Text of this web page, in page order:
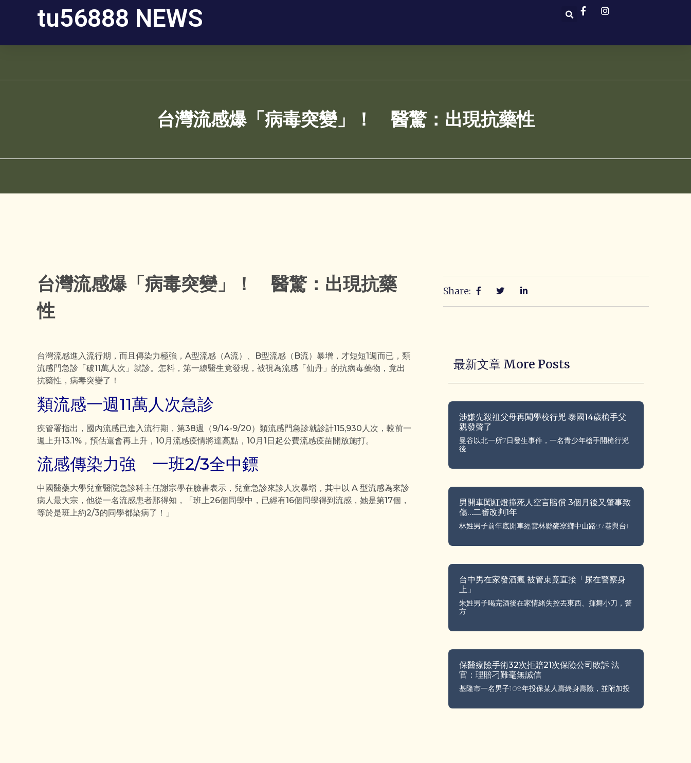
tu56888 NEWS
台灣流感爆「病毒突變」！ 醫驚：出現抗藥性
台灣流感爆「病毒突變」！ 醫驚：出現抗藥
性
台灣流感進入流行期，而且傳染力極強，A型流感（A流）、B型流感（B流）暴增，才短短1週而已，類
流感門急診「破11萬人次」就診。怎料，第一線醫生竟發現，被視為流感「仙丹」的抗病毒藥物，竟出
抗藥性，病毒突變了！
類流感一週11萬人次急診
疾管署指出，國內流感已進入流行期，第38週（9/14-9/20）類流感門急診就診計115,930人次，較前一
週上升13.1%，預估還會再上升，10月流感疫情將達高點，10月1日起公費流感疫苗開放施打。
流感傳染力強 一班2/3全中鏢
中國醫藥大學兒童醫院急診科主任謝宗學在臉書表示，兒童急診來診人次暴增，其中以 A 型流感為來診
病人最大宗，他從一名流感患者那得知，「班上26個同學中，已經有16個同學得到流感，她是第17個，
等於是班上約2/3的同學都染病了！」
Share:
最新文章 More Posts
涉嫌先殺祖父母再闖學校行兇 泰國14歲槍手父
親發聲了
曼谷以北一所7日發生事件，一名青少年槍手開槍行兇
後
男開車闖紅燈撞死人空言賠償 3個月後又肇事致
傷…二審改判1年
林姓男子前年底開車經雲林縣麥寮鄉中山路97巷與台1
台中男在家發酒瘋 被管束竟直接「尿在警察身
上」
朱姓男子喝完酒後在家情緒失控丟東西、揮舞小刀，警
方
保醫療險手術32次拒賠21次保險公司敗訴 法
官：理賠刁難毫無誠信
基隆市一名男子109年投保某人壽終身壽險，並附加投